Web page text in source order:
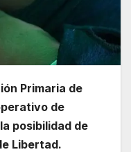
Primaria de
de
posibilidad de
Libertad.